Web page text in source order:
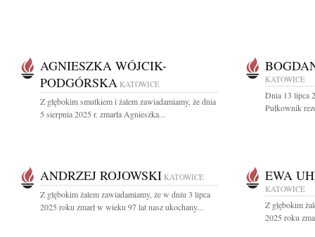
AGNIESZKA WÓJCIK-
PODGÓRSKA KATOWICE
Z głębokim smutkiem i żalem zawiadamiamy, że dnia
5 sierpnia 2025 r. zmarła Agnieszka...
KATOWICE
Dnia 13 lipca
Pułkownik
ANDRZEJ ROJOWSKI KATOWICE
Z głębokim żalem zawiadamiamy, że w dniu 3 lipca
2025 roku zmarł w wieku 97 lat nasz ukochany...
EWA
KATOWICE
Z głębokim
2025 roku